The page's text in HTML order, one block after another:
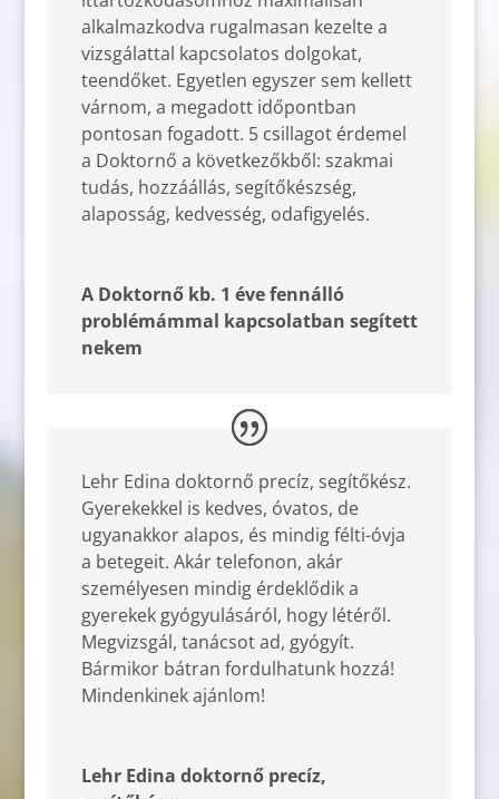
alkalmazkodva rugalmasan kezelte a
vizsgálattal kapcsolatos dolgokat,
teendőket. Egyetlen egyszer sem kellett
várnom, a megadott időpontban
pontosan fogadott. 5 csillagot érdemel
a Doktornő a következőkből: szakmai
tudás, hozzáállás, segítőkészség,
alaposság, kedvesség, odafigyelés.
A Doktornő kb. 1 éve fennálló
problémámmal kapcsolatban segített
nekem
Lehr Edina doktornő precíz, segítőkész.
Gyerekekkel is kedves, óvatos, de
ugyanakkor alapos, és mindig félti-óvja
a betegeit. Akár telefonon, akár
személyesen mindig érdeklődik a
gyerekek gyógyulásáról, hogy létéről.
Megvizsgál, tanácsot ad, gyógyít.
Bármikor bátran fordulhatunk hozzá!
Mindenkinek ajánlom!
Lehr Edina doktornő precíz,